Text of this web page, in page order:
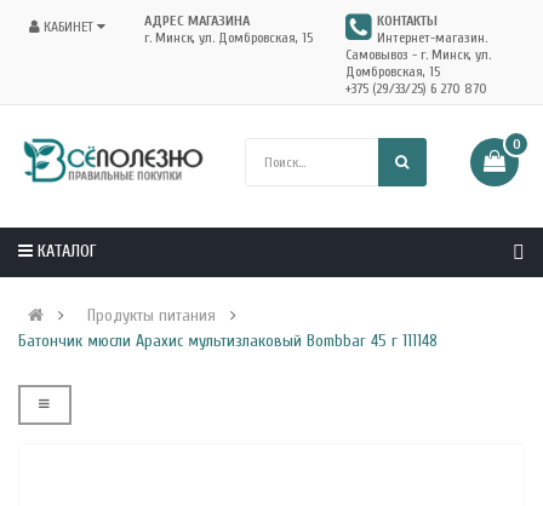
КАБИНЕТ
АДРЕС МАГАЗИНА
г. Минск, ул. Домбровская, 15
КОНТАКТЫ
Интернет-магазин.
Самовывоз - г. Минск, ул.
Домбровская, 15
+375 (29/33/25) 6 270 870
0
КАТАЛОГ
Продукты питания
Батончик мюсли Арахис мультизлаковый Bombbar 45 г 111148